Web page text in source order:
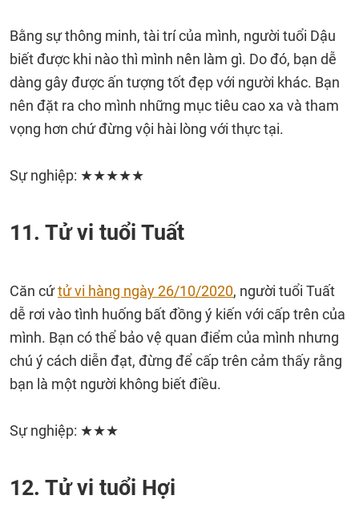
Bằng sự thông minh, tài trí của mình, người tuổi Dậu
biết được khi nào thì mình nên làm gì. Do đó, bạn dễ
dàng gây được ấn tượng tốt đẹp với người khác. Bạn
nên đặt ra cho mình những mục tiêu cao xa và tham
vọng hơn chứ đừng vội hài lòng với thực tại.
Sự nghiệp: ★★★★★
11. Tử vi tuổi Tuất
Căn cứtử vi hàng ngày 26/10/2020, người tuổi Tuất
dễ rơi vào tình huống bất đồng ý kiến với cấp trên của
mình. Bạn có thể bảo vệ quan điểm của mình nhưng
chú ý cách diễn đạt, đừng để cấp trên cảm thấy rằng
bạn là một người không biết điều.
Sự nghiệp: ★★★
12. Tử vi tuổi Hợi